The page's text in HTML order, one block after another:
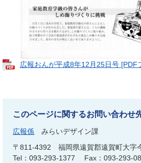
広報おんが平成8年12月25日号 [PDF
このページに関するお問い合わせ
広報係
みらいデザイン課
〒811-4392
福岡県遠賀郡遠賀町大字
Tel：093-293-1377
Fax：093-293-